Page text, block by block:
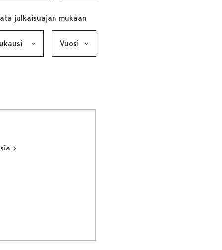
julkaisuajan mukaan